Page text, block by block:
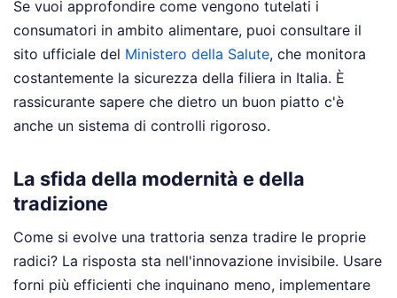
Se vuoi approfondire come vengono tutelati i
consumatori in ambito alimentare, puoi consultare il
sito ufficiale del Ministero della Salute, che monitora
costantemente la sicurezza della filiera in Italia. È
rassicurante sapere che dietro un buon piatto c'è
anche un sistema di controlli rigoroso.
La sfida della modernità e della
tradizione
Come si evolve una trattoria senza tradire le proprie
radici? La risposta sta nell'innovazione invisibile. Usare
forni più efficienti che inquinano meno, implementare